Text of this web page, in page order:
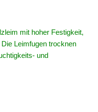
mit hoher Festigkeit,
Leimfugen trocknen
und